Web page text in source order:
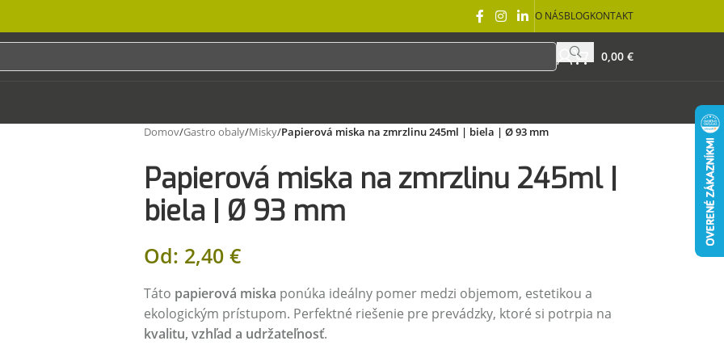
O NÁSBLOGKONTAKT
0,00 €
Domov/Gastro obaly/Misky/Papierová miska na zmrzlinu 245ml | biela | Ø 93 mm
Papierová miska na zmrzlinu 245ml |
biela | Ø 93 mm
Od: 2,40 €
Táto papierová miska ponúka ideálny pomer medzi objemom, estetikou a
ekologickým prístupom. Perfektné riešenie pre prevádzky, ktoré si potrpia na
kvalitu, vzhľad a udržateľnosť.